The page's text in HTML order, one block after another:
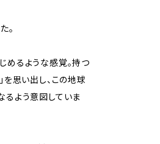
。
めるような感覚。持つ
を思い出し、この地球
るよう意図していま